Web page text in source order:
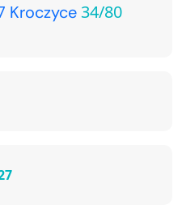
Kroczyce34/80